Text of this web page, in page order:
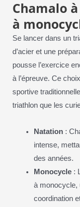
Chamalo
à
Se lancer dans un
d’acier et une
pousse l’exercice
à l’épreuve. Ce
sportive
triathlon que les
Natation :
intense,
des années.
Monocycle :
à monocycle,
coordination